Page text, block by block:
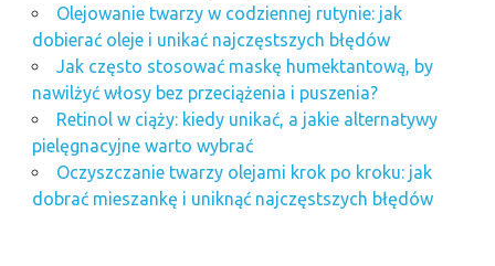
Olejowanie twarzy w codziennej rutynie: jak
dobierać oleje i unikać najczęstszych błędów
Jak często stosować maskę humektantową, by
nawilżyć włosy bez przeciążenia i puszenia?
Retinol w ciąży: kiedy unikać, a jakie alternatywy
pielęgnacyjne warto wybrać
Oczyszczanie twarzy olejami krok po kroku: jak
dobrać mieszankę i uniknąć najczęstszych błędów